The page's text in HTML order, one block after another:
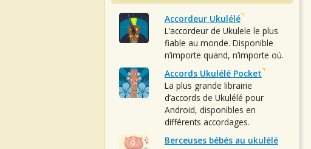
Accordeur Ukulélé
L’accordeur de Ukulele le plus
fiable au monde. Disponible
n’importe quand, n’importe où.
Accords Ukulélé Pocket
La plus grande librairie
d’accords de Ukulélé pour
Android, disponibles en
différents accordages.
Berceuses bébés au ukulélé